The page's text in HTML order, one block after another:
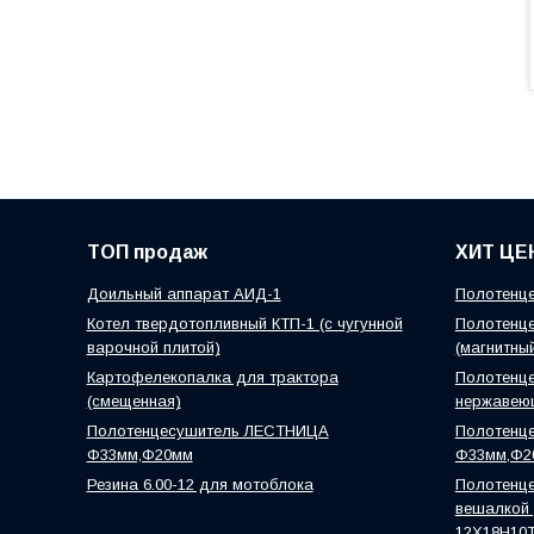
ТОП продаж
Доильный аппарат АИД-1
Котел твердотопливный КТП-1 (с чугунной
варочной плитой)
Картофелекопалка для трактора
(смещенная)
Полотенцесушитель ЛЕСТНИЦА
Ф33мм,Ф20мм
Резина 6.00-12 для мотоблока
ХИТ
вешалкой